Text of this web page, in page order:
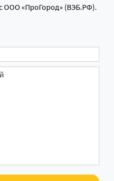
ООО «ПроГород» (ВЭБ.РФ).